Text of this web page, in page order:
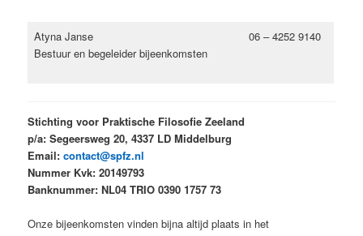
Atyna Janse
Bestuur en begeleider bijeenkomsten
06 – 4252 9140
Stichting voor Praktische Filosofie Zeeland
p/a: Segeersweg 20, 4337 LD Middelburg
Email:contact@spfz.nl
Nummer Kvk: 20149793
Banknummer: NL04 TRIO 0390 1757 73
Onze bijeenkomsten vinden bijna altijd plaats in het